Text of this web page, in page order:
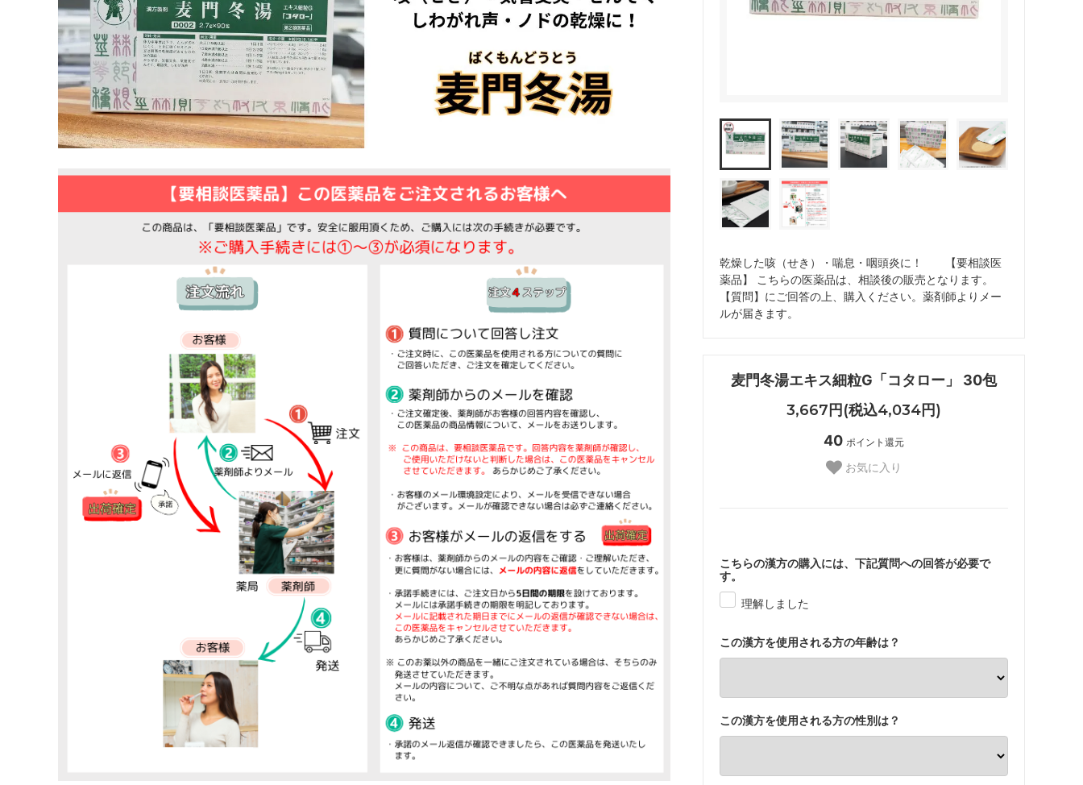
乾燥した咳（せき）・喘息・咽頭炎に！ 【要相談医
薬品】 こちらの医薬品は、相談後の販売となります。
【質問】にご回答の上、購入ください。薬剤師よりメー
ルが届きます。
麦門冬湯エキス細粒G「コタロー」 30包
3,667円(税込4,034円)
40 ポイント還元
お気に入り
こちらの漢方の購入には、下記質問への回答が必要で
す。
理解しました
この漢方を使用される方の年齢は？
この漢方を使用される方の性別は？